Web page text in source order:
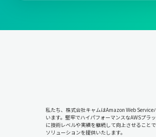
私たち、株式会社キャムはAmazon Web Service
います。堅牢でハイパフォーマンスなAWSプラ
に技術レベルや実績を継続して向上させること
ソリューションを提供いたします。